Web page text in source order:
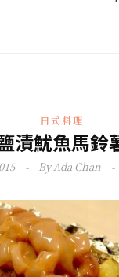
日式料理
漬魷魚馬鈴
ByAda Chan